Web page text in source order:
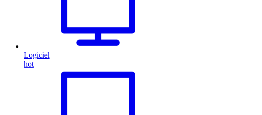
Logiciel
hot